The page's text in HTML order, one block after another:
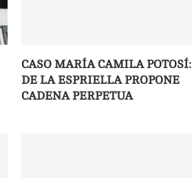
CASO MARÍA CAMILA POTOSÍ:
DE LA ESPRIELLA PROPONE
CADENA PERPETUA